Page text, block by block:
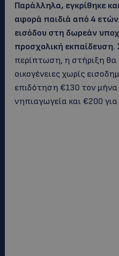
Παράλληλα, εγκρίθηκε
αφορά παιδιά από 4 ετών
εισόδου στη δωρεάν
προσχολική εκπαίδευση.
περίπτωση, η στήριξη θα
οικογένειες χωρίς
επιδότηση €130 τον μήνα
νηπιαγωγεία και €200 για